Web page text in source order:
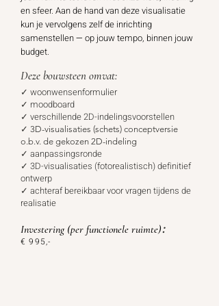
en sfeer. Aan de hand van deze visualisatie
kun je vervolgens zelf de inrichting
samenstellen— op jouw tempo, binnen jouw
budget.
Deze bouwsteen omvat:
✓ woonwensenformulier
✓ moodboard
✓ verschillende 2D-indelingsvoorstellen
✓ 3D-visualisaties (schets) conceptversie
o.b.v. de gekozen 2D-indeling
✓ aanpassingsronde
✓ 3D-visualisaties (fotorealistisch) definitief
ontwerp
✓ achteraf bereikbaar voor vragen tijdens de
realisatie
Investering (per functionele ruimte):
€ 995,-